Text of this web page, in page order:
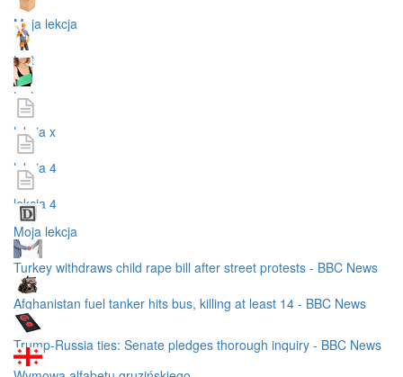
Moja lekcja
test
test
lekcja x
lekcja 4
lekcja 4
Moja lekcja
Turkey withdraws child rape bill after street protests - BBC News
Afghanistan fuel tanker hits bus, killing at least 14 - BBC News
Trump-Russia ties: Senate pledges thorough inquiry - BBC News